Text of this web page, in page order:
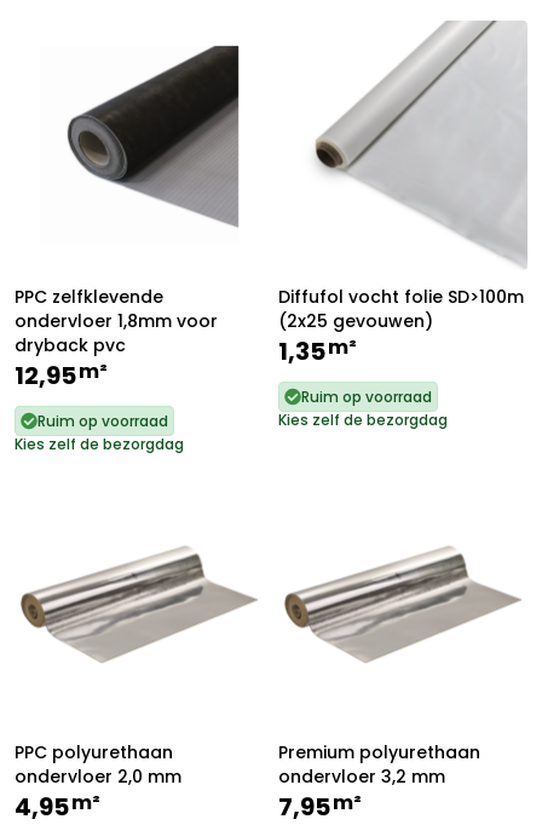
PPC zelfklevende
ondervloer 1,8mm voor
dryback pvc
12,95m²
Ruim op voorraad
Kies zelf de bezorgdag
Diffufol vocht folie SD>100m
(2x25 gevouwen)
1,35m²
Ruim op voorraad
Kies zelf de bezorgdag
PPC polyurethaan
ondervloer 2,0 mm
4,95m²
Premium polyurethaan
ondervloer 3,2 mm
7,95m²